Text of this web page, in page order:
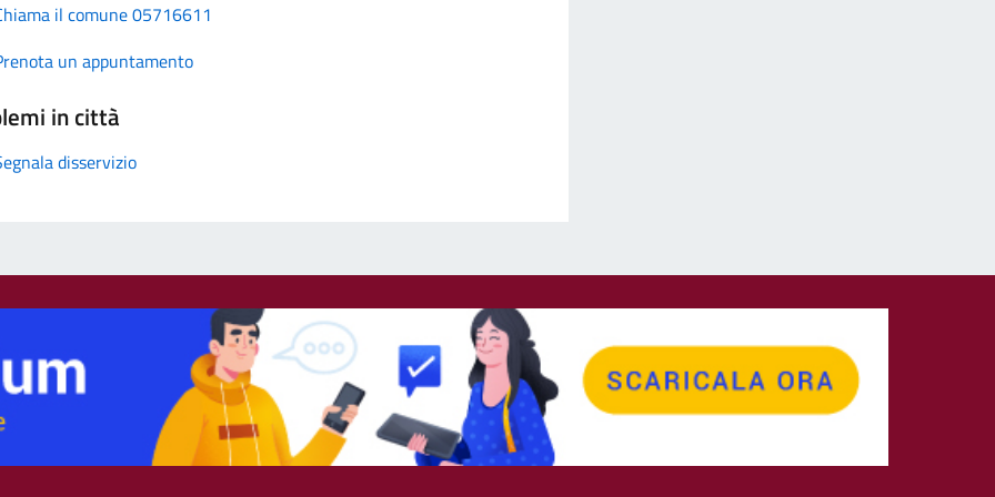
il comune 05716611
un appuntamento
in città
disservizio